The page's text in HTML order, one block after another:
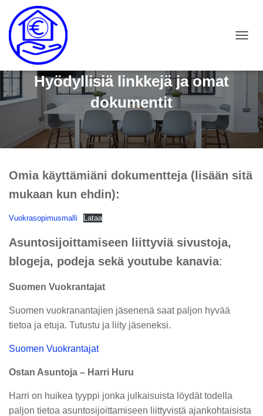
N
V
T
Hyödyllisiä linkkejä ja omat
dokumentit
Omia käyttämiäni dokumentteja (lisään sitä
mukaan kun ehdin):
Vuokrasopimusmalli Lataa
Asuntosijoittamiseen liittyviä sivustoja,
blogeja, podeja sekä youtube kanavia:
Suomen Vuokrantajat
Suomen vuokranantajien jäsenenä saat paljon hyvää
tietoa ja etuja. Tutustu ja liity jäseneksi.
Suomen Vuokrantajat
Ostan Asuntoja – Harri Huru
Harri on huikea tyyppi jonka julkaisuista löydät todella
paljon tietoa asuntosijoittamiseen liittyvistä ajankohtaisista